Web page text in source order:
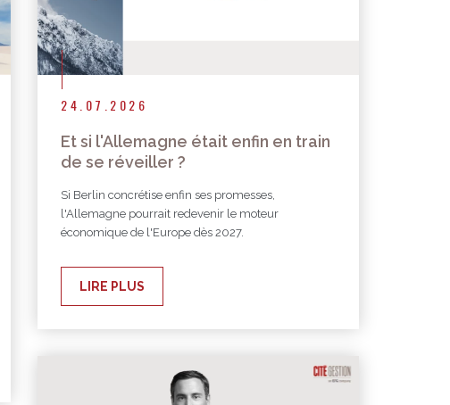
24.07.2026
Et si l'Allemagne était enfin en train
de se réveiller ?
Si Berlin concrétise enfin ses promesses,
l'Allemagne pourrait redevenir le moteur
économique de l'Europe dès 2027.
LIRE PLUS